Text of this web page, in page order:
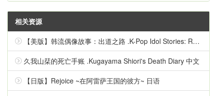
相关资源
【美版】韩流偶像故事：出道之路 .K-Pop Idol Stories: Road to Debut 英语
久我山栞的死亡手账 .Kugayama Shiori's Death Diary 中文
【日版】Rejoice ~在阿雷萨王国的彼方~ 日语